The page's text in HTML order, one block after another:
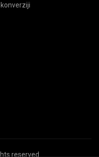
konverziji
reserved